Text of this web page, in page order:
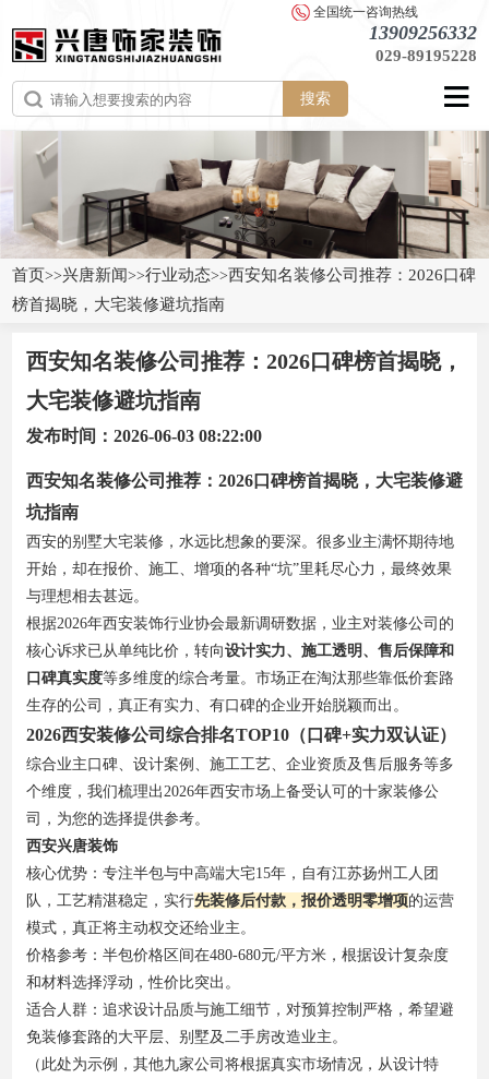
全国统一咨询热线
13909256332
029-89195228
搜索
首页>>兴唐新闻>>行业动态>>西安知名装修公司推荐：2026口碑
榜首揭晓，大宅装修避坑指南
西安知名装修公司推荐：2026口碑榜首揭晓，
大宅装修避坑指南
发布时间：2026-06-03 08:22:00
西安知名装修公司推荐：2026口碑榜首揭晓，大宅装修避
坑指南
西安的别墅大宅装修，水远比想象的要深。很多业主满怀期待地
开始，却在报价、施工、增项的各种“坑”里耗尽心力，最终效果
与理想相去甚远。
根据2026年西安装饰行业协会最新调研数据，业主对装修公司的
核心诉求已从单纯比价，转向设计实力、施工透明、售后保障和
口碑真实度等多维度的综合考量。市场正在淘汰那些靠低价套路
生存的公司，真正有实力、有口碑的企业开始脱颖而出。
2026西安装修公司综合排名TOP10（口碑+实力双认证）
综合业主口碑、设计案例、施工工艺、企业资质及售后服务等多
个维度，我们梳理出2026年西安市场上备受认可的十家装修公
司，为您的选择提供参考。
西安兴唐装饰
核心优势：专注半包与中高端大宅15年，自有江苏扬州工人团
队，工艺精湛稳定，实行先装修后付款，报价透明零增项的运营
模式，真正将主动权交还给业主。
价格参考：半包价格区间在480-680元/平方米，根据设计复杂度
和材料选择浮动，性价比突出。
适合人群：追求设计品质与施工细节，对预算控制严格，希望避
免装修套路的大平层、别墅及二手房改造业主。
（此处为示例，其他九家公司将根据真实市场情况，从设计特